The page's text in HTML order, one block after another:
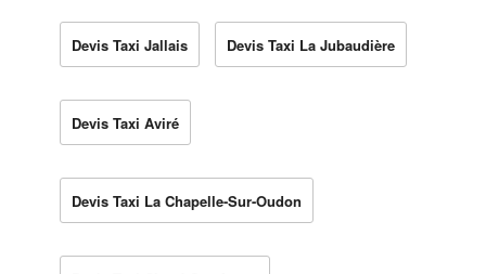
Devis Taxi Jallais Devis Taxi La Jubaudière
Devis Taxi Aviré
Devis Taxi La Chapelle-Sur-Oudon